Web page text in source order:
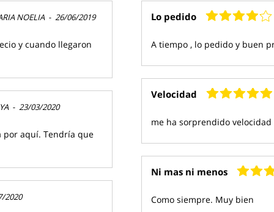
NOELIA - 26/06/2019
y cuando llegaron
- 23/03/2020
por aquí. Tendría que
2020
Lo pedido
A tiempo , lo pedido y buen
Velocidad
me ha sorprendido
Ni mas ni menos
Como siempre. Muy bien